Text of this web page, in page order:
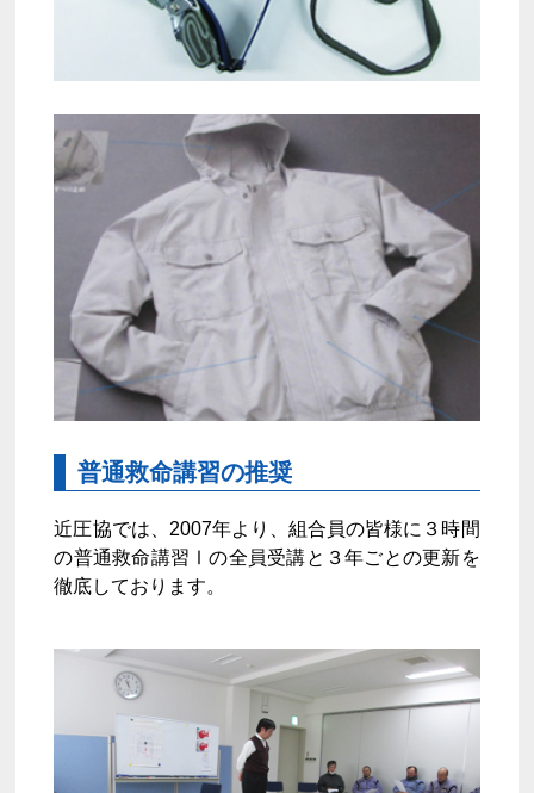
普通救命講習の推奨
近圧協では、2007年より、組合員の皆様に３時間
の普通救命講習Ⅰの全員受講と３年ごとの更新を
徹底しております。